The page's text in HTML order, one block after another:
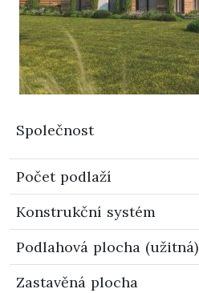
Společnost
Počet podlaží
Konstrukční systém
Podlahová plocha (užitná)
Zastavěná plocha